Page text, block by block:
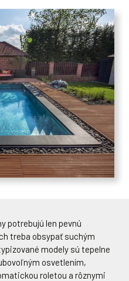
potrebujú len pevnú
treba obsypať suchým
modely sú tepelne
osvetlením,
roletou a rôznymi